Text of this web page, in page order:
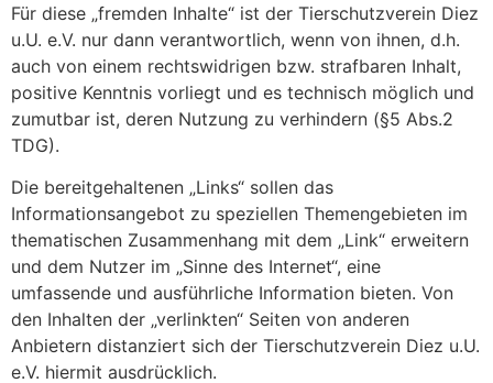
Für diese „fremden Inhalte“ ist der Tierschutzverein Diez
u.U. e.V. nur dann verantwortlich, wenn von ihnen, d.h.
auch von einem rechtswidrigen bzw. strafbaren Inhalt,
positive Kenntnis vorliegt und es technisch möglich und
zumutbar ist, deren Nutzung zu verhindern (§5 Abs.2
TDG).
Die bereitgehaltenen „Links“ sollen das
Informationsangebot zu speziellen Themengebieten im
thematischen Zusammenhang mit dem „Link“ erweitern
und dem Nutzer im „Sinne des Internet“, eine
umfassende und ausführliche Information bieten. Von
den Inhalten der „verlinkten“ Seiten von anderen
Anbietern distanziert sich der Tierschutzverein Diez u.U.
e.V. hiermit ausdrücklich.